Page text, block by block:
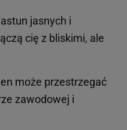
jasnych i
cię z bliskimi, ale
może przestrzegać
zawodowej i